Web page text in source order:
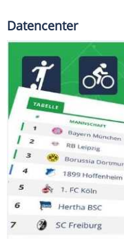
Datencenter